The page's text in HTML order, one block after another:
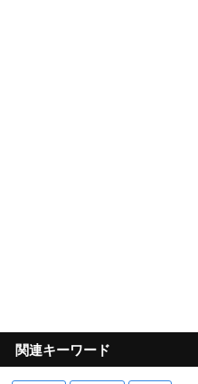
関連キーワード